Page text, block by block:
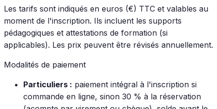
Les tarifs sont indiqués en euros (€) TTC et valables au
moment de l'inscription. Ils incluent les supports
pédagogiques et attestations de formation (si
applicables). Les prix peuvent être révisés annuellement.
Modalités de paiement
Particuliers : paiement intégral à l'inscription si
commande en ligne, sinon 30 % à la réservation